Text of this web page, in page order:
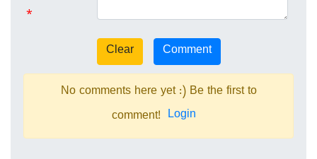
*
No comments here yet :) Be the first to
comment! Login